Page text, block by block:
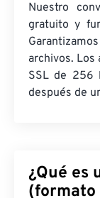
Nuestro
gratuito y
archivos. Los
SSL de 256
después de
¿Qué es
(formato